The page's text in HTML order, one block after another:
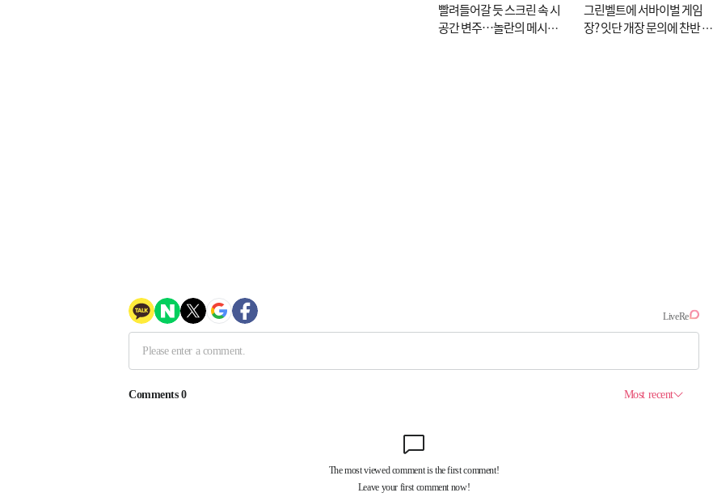
빨려들어갈 듯 스크린 속 시
공간 변주…놀란의 메시지
그린벨트에 서바이벌 게임
장? 잇단 개장 문의에 찬반 논